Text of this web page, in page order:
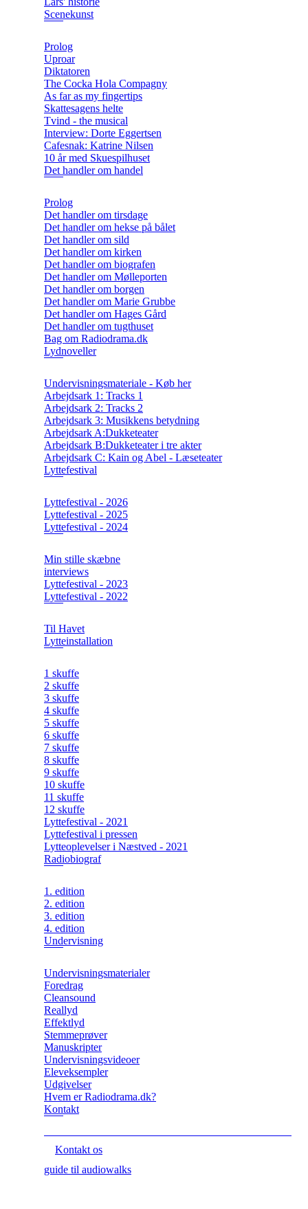
Scenekunst
Prolog
Uproar
Diktatoren
The Cocka Hola Compagny
As far as my fingertips
Skattesagens helte
Tvind - the musical
Interview: Dorte Eggertsen
Cafesnak: Katrine Nilsen
10 år med Skuespilhuset
Det handler om handel
Prolog
Det handler om tirsdage
Det handler om hekse på bålet
Det handler om sild
Det handler om kirken
Det handler om biografen
Det handler om Mølleporten
Det handler om borgen
Det handler om Marie Grubbe
Det handler om Hages Gård
Det handler om tugthuset
Bag om Radiodrama.dk
Lydnoveller
Undervisningsmateriale - Køb her
Arbejdsark 1: Tracks 1
Arbejdsark 2: Tracks 2
Arbejdsark 3: Musikkens betydning
Arbejdsark A:Dukketeater
Arbejdsark B:Dukketeater i tre akter
Arbejdsark C: Kain og Abel - Læseteater
Lyttefestival
Lyttefestival - 2026
Lyttefestival - 2025
Lyttefestival - 2024
Min stille skæbne
interviews
Lyttefestival - 2023
Lyttefestival - 2022
Til Havet
Lytteinstallation
1 skuffe
2 skuffe
3 skuffe
4 skuffe
5 skuffe
6 skuffe
7 skuffe
8 skuffe
9 skuffe
10 skuffe
11 skuffe
12 skuffe
Lyttefestival - 2021
Lyttefestival i pressen
Lytteoplevelser i Næstved - 2021
Radiobiograf
1. edition
2. edition
3. edition
4. edition
Undervisning
Undervisningsmaterialer
Foredrag
Cleansound
Reallyd
Effektlyd
Stemmeprøver
Manuskripter
Undervisningsvideoer
Eleveksempler
Udgivelser
Hvem er Radiodrama.dk?
Kontakt
Kontakt os
guide til audiowalks